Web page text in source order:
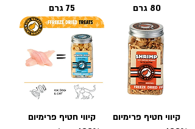
80 גרם
75 גרם
קיווי חטיף פרימיום
קיווי חטיף פרימיום